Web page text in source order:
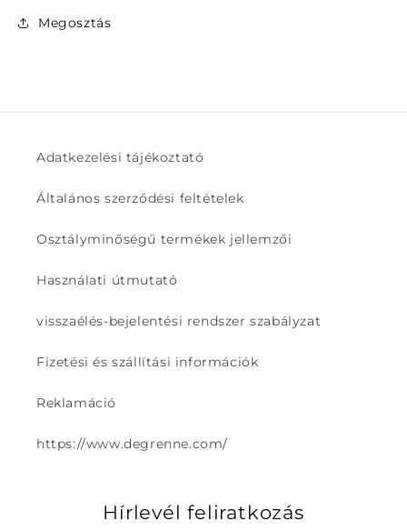
Megosztás
Adatkezelési tájékoztató
Általános szerződési feltételek
Osztályminőségű termékek jellemzői
Használati útmutató
visszaélés-bejelentési rendszer szabályzat
Fizetési és szállítási információk
Reklamáció
https://www.degrenne.com/
Hírlevél feliratkozás